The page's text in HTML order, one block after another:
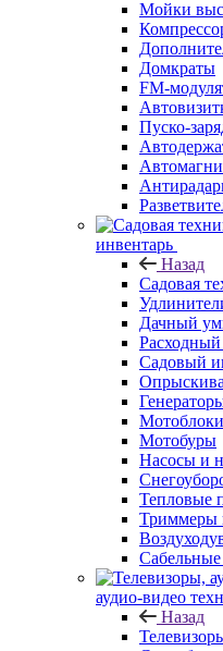
Мойки
Домкраты
FM-
Пуско-
инвентарь
Назад
Садовая
Дачный
Садовый
Мотобуры
Насосы и
Тепловые
Триммеры
аудио-видео
Назад